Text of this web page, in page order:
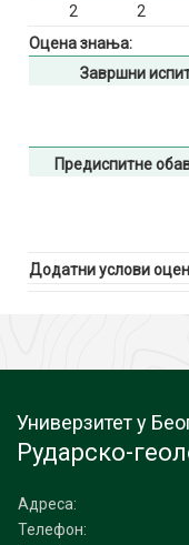
2
2
Оцена знања:
Завршни
Предиспитне
Додатни услови
Универзитет у
Рударско-
Адреса:
Телефон: